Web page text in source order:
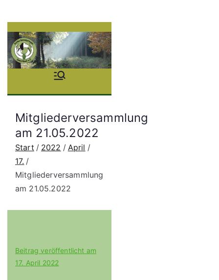
Inhalt
springen
Stöb
ndgr
uppe
Saue
rland
Mitgliederversammlung
am 21.05.2022
Start 2022
April
17.
Mitgliederversammlung
am 21.05.2022
Beitrag veröffentlicht am
17. April 2022